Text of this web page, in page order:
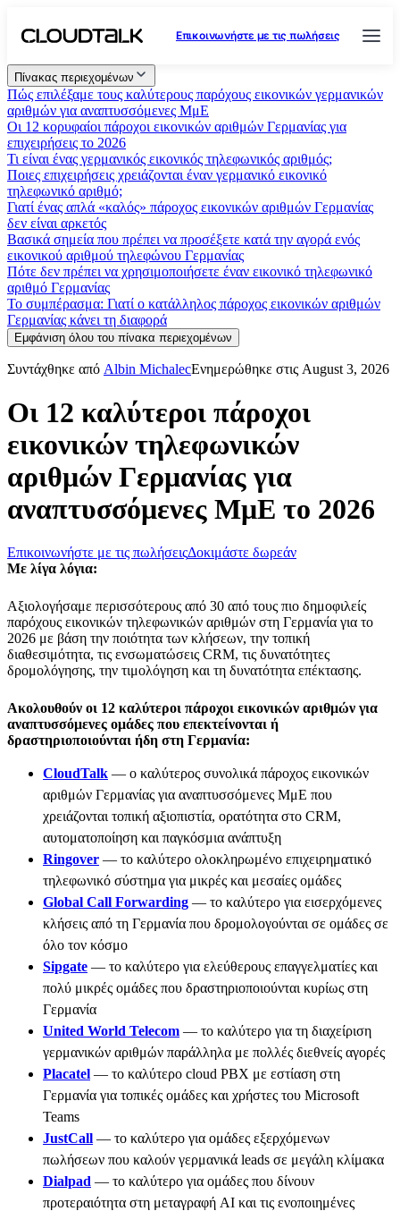
Επικοινωνήστε με τις πωλήσεις
Πίνακας περιεχομένων
Πώς επιλέξαμε τους καλύτερους παρόχους εικονικών γερμανικών
αριθμών για αναπτυσσόμενες ΜμΕ
Οι 12 κορυφαίοι πάροχοι εικονικών αριθμών Γερμανίας για
επιχειρήσεις το 2026
Τι είναι ένας γερμανικός εικονικός τηλεφωνικός αριθμός;
Ποιες επιχειρήσεις χρειάζονται έναν γερμανικό εικονικό
τηλεφωνικό αριθμό;
Γιατί ένας απλά «καλός» πάροχος εικονικών αριθμών Γερμανίας
δεν είναι αρκετός
Βασικά σημεία που πρέπει να προσέξετε κατά την αγορά ενός
εικονικού αριθμού τηλεφώνου Γερμανίας
Πότε δεν πρέπει να χρησιμοποιήσετε έναν εικονικό τηλεφωνικό
αριθμό Γερμανίας
Το συμπέρασμα: Γιατί ο κατάλληλος πάροχος εικονικών αριθμών
Γερμανίας κάνει τη διαφορά
Εμφάνιση όλου του πίνακα περιεχομένων
Συντάχθηκε από Albin MichalecΕνημερώθηκε στις August 3, 2026
Οι 12 καλύτεροι πάροχοι
εικονικών τηλεφωνικών
αριθμών Γερμανίας για
αναπτυσσόμενες ΜμΕ το 2026
Επικοινωνήστε με τις πωλήσειςΔοκιμάστε δωρεάν
Με λίγα λόγια:
Αξιολογήσαμε περισσότερους από 30 από τους πιο δημοφιλείς
παρόχους εικονικών τηλεφωνικών αριθμών στη Γερμανία για το
2026 με βάση την ποιότητα των κλήσεων, την τοπική
διαθεσιμότητα, τις ενσωματώσεις CRM, τις δυνατότητες
δρομολόγησης, την τιμολόγηση και τη δυνατότητα επέκτασης.
Ακολουθούν οι 12 καλύτεροι πάροχοι εικονικών αριθμών για
αναπτυσσόμενες ομάδες που επεκτείνονται ή
δραστηριοποιούνται ήδη στη Γερμανία:
CloudTalk — ο καλύτερος συνολικά πάροχος εικονικών
αριθμών Γερμανίας για αναπτυσσόμενες ΜμΕ που
χρειάζονται τοπική αξιοπιστία, ορατότητα στο CRM,
αυτοματοποίηση και παγκόσμια ανάπτυξη
Ringover — το καλύτερο ολοκληρωμένο επιχειρηματικό
τηλεφωνικό σύστημα για μικρές και μεσαίες ομάδες
Global Call Forwarding — το καλύτερο για εισερχόμενες
κλήσεις από τη Γερμανία που δρομολογούνται σε ομάδες σε
όλο τον κόσμο
Sipgate — το καλύτερο για ελεύθερους επαγγελματίες και
πολύ μικρές ομάδες που δραστηριοποιούνται κυρίως στη
Γερμανία
United World Telecom — το καλύτερο για τη διαχείριση
γερμανικών αριθμών παράλληλα με πολλές διεθνείς αγορές
Placatel — το καλύτερο cloud PBX με εστίαση στη
Γερμανία για τοπικές ομάδες και χρήστες του Microsoft
Teams
JustCall — το καλύτερο για ομάδες εξερχόμενων
πωλήσεων που καλούν γερμανικά leads σε μεγάλη κλίμακα
Dialpad — το καλύτερο για ομάδες που δίνουν
προτεραιότητα στη μεταγραφή AI και τις ενοποιημένες